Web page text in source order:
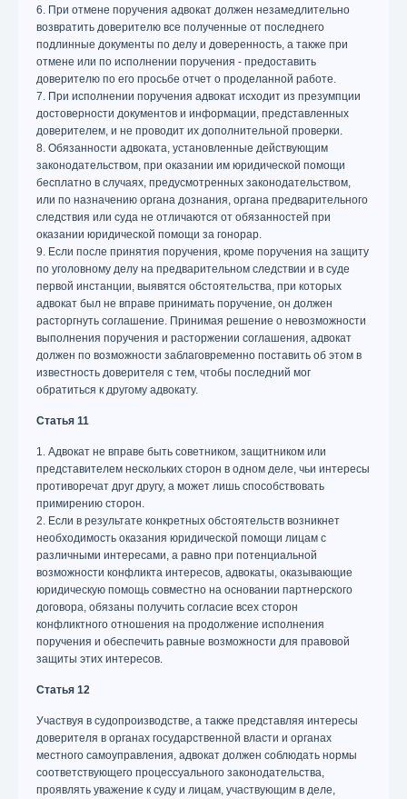
6. При отмене поручения адвокат должен незамедлительно
возвратить доверителю все полученные от последнего
подлинные документы по делу и доверенность, а также при
отмене или по исполнении поручения - предоставить
доверителю по его просьбе отчет о проделанной работе.
7. При исполнении поручения адвокат исходит из презумпции
достоверности документов и информации, представленных
доверителем, и не проводит их дополнительной проверки.
8. Обязанности адвоката, установленные действующим
законодательством, при оказании им юридической помощи
бесплатно в случаях, предусмотренных законодательством,
или по назначению органа дознания, органа предварительного
следствия или суда не отличаются от обязанностей при
оказании юридической помощи за гонорар.
9. Если после принятия поручения, кроме поручения на защиту
по уголовному делу на предварительном следствии и в суде
первой инстанции, выявятся обстоятельства, при которых
адвокат был не вправе принимать поручение, он должен
расторгнуть соглашение. Принимая решение о невозможности
выполнения поручения и расторжении соглашения, адвокат
должен по возможности заблаговременно поставить об этом в
известность доверителя с тем, чтобы последний мог
обратиться к другому адвокату.
Статья 11
1. Адвокат не вправе быть советником, защитником или
представителем нескольких сторон в одном деле, чьи интересы
противоречат друг другу, а может лишь способствовать
примирению сторон.
2. Если в результате конкретных обстоятельств возникнет
необходимость оказания юридической помощи лицам с
различными интересами, а равно при потенциальной
возможности конфликта интересов, адвокаты, оказывающие
юридическую помощь совместно на основании партнерского
договора, обязаны получить согласие всех сторон
конфликтного отношения на продолжение исполнения
поручения и обеспечить равные возможности для правовой
защиты этих интересов.
Статья 12
Участвуя в судопроизводстве, а также представляя интересы
доверителя в органах государственной власти и органах
местного самоуправления, адвокат должен соблюдать нормы
соответствующего процессуального законодательства,
проявлять уважение к суду и лицам, участвующим в деле,